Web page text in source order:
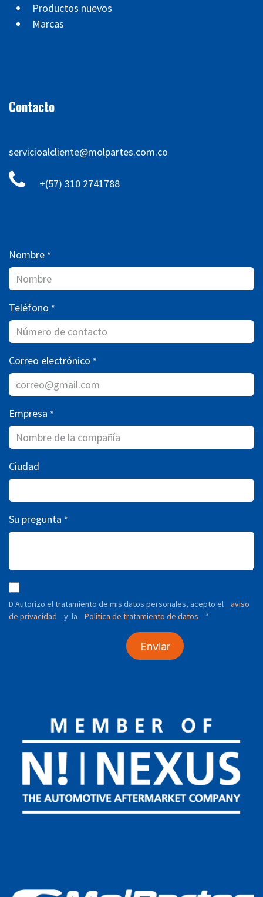
Productos nuevos
Marcas
Contacto
servicioalcliente@molpartes.com.co
+(57) 310 2741788
Nombre *
Teléfono *
Correo electrónico *
Empresa *
Ciudad
Su pregunta *
D Autorizo ​​el tratamiento de mis datos personales, acepto el
aviso
de privacidad
y la Política de tratamiento de datos *
Enviar